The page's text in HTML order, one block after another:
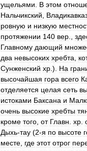
ущельями
В этом
Нальчикский
ровную и низкую
протяжении 140 вер
Главному дающий
два невысоких хребта
Сунженский хр .). На
высочайшая гора всего
отделяется целая сеть
истоками Баксана и
очень высокие хребты
кроме того от Главн хр
Дыхь-тау (2-я по высоте
месте где этот отрог